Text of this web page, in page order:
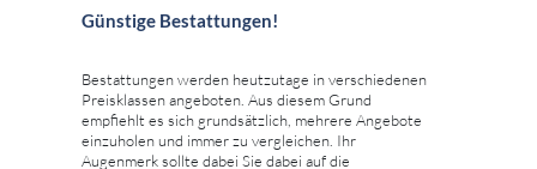
Günstige Bestattungen!
Bestattungen werden heutzutage in verschiedenen
Preisklassen angeboten. Aus diesem Grund
empfiehlt es sich grundsätzlich, mehrere Angebote
einzuholen und immer zu vergleichen. Ihr
Augenmerk sollte dabei Sie dabei auf die